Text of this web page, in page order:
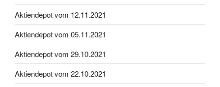
Aktiendepot vom 12.11.2021
Aktiendepot vom 05.11.2021
Aktiendepot vom 29.10.2021
Aktiendepot vom 22.10.2021